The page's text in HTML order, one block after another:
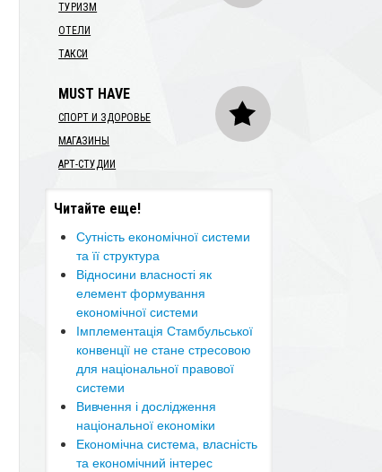
ТУРИЗМ
ОТЕЛИ
ТАКСИ
MUST HAVE
СПОРТ И ЗДОРОВЬЕ
МАГАЗИНЫ
АРТ-СТУДИИ
Читайте еще!
Сутність економічної системи
та її структура
Відносини власності як
елемент формування
економічної системи
​Імплементація Стамбульської
конвенції не стане стресовою
для національної правової
системи
Вивчення і дослідження
національної економіки
Економічна система, власність
та економічний інтерес